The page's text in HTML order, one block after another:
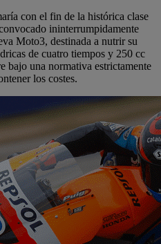
con el fin de la histórica clase
ininterrumpidamente
Moto3, destinada a nutrir su
de cuatro tiempos y 250 cc
bajo una normativa estrictamente
los costes.